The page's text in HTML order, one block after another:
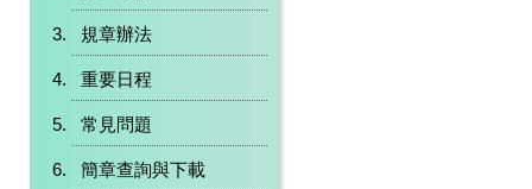
規章辦法
重要日程
常見問題
簡章查詢與下載